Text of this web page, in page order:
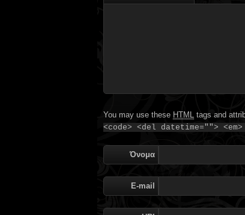
You may use these HTML tags and
<code> <del datetime="">
Όνομα
E-mail